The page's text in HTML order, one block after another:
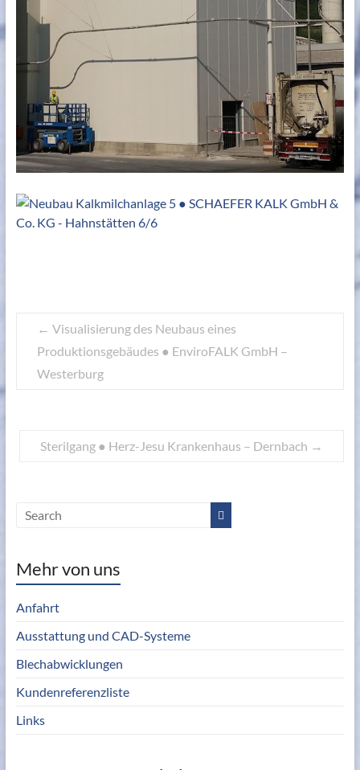
← Visualisierung des Neubaus eines
Produktionsgebäudes ● EnviroFALK GmbH –
Westerburg
Sterilgang ● Herz-Jesu Krankenhaus – Dernbach →
Mehr von uns
Anfahrt
Ausstattung und CAD-Systeme
Blechabwicklungen
Kundenreferenzliste
Links